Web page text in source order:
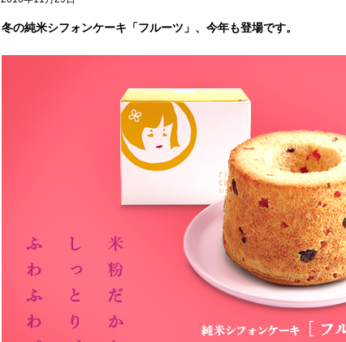
冬の純米シフォンケーキ「フルーツ」、今年も登場です。